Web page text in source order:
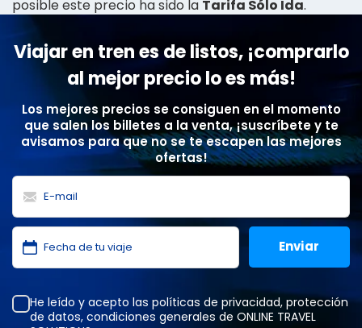
posible este precio ha sido la Tarifa Sólo Ida.
Viajar en tren es de listos, ¡comprarlo
al mejor precio lo es más!
Los mejores precios se consiguen en el momento
que salen los billetes a la venta, ¡suscríbete y te
avisamos para que no se te escapen las mejores
ofertas!
He leído y acepto las políticas de privacidad, protección
de datos, condiciones generales de ONLINE TRAVEL